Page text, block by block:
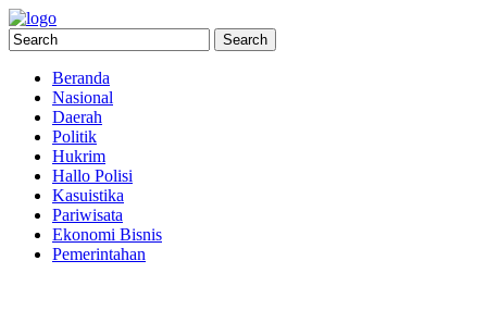
Beranda
Nasional
Daerah
Politik
Hukrim
Hallo Polisi
Kasuistika
Pariwisata
Ekonomi Bisnis
Pemerintahan